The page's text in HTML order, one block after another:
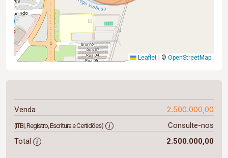
Leaflet © OpenStreetMap
Venda 2.500.000,00
(ITBI, Registro, Escritura e Certidões)
Consulte-nos
Total
2.500.000,00